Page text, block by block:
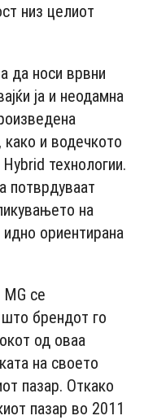
низ целиот
да носи врвни
ја и неодамна
како и водечкото
технологии.
потврдуваат
на
ориентирана
MG се
брендот го
од оваа
на своето
пазар. Откако
пазар во 2011